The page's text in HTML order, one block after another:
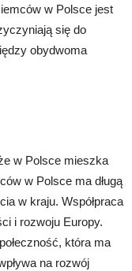
w Polsce jest
się do
obydwoma
w Polsce mieszka
w Polsce ma długą
w kraju. Współpraca
i rozwoju Europy.
która ma
na rozwój